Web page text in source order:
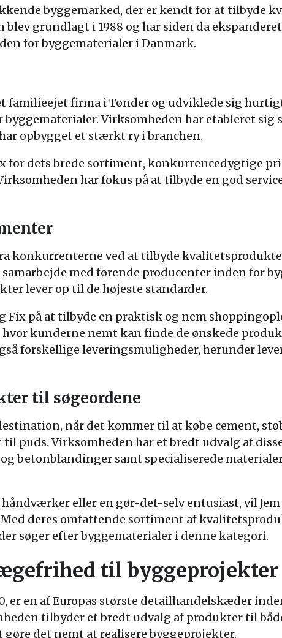
byggemarked, der er kendt for at tilbyde
blev grundlagt i 1988 og har siden da
for byggematerialer i Danmark.
familieejet firma i Tønder og udviklede sig
Virksomheden har etableret sig
opbygget et stærkt ry i branchen.
for dets brede sortiment, konkurrencedygtige
har fokus på at tilbyde en god
konkurrenterne ved at tilbyde
med førende producenter inden for
lever op til de højeste standarder.
Fix på at tilbyde en praktisk og nem
kunderne nemt kan finde de ønskede
forskellige leveringsmuligheder, herunder
til søgeordene
når det kommer til at købe cement,
puds. Virksomheden har et bredt udvalg af
betonblandinger samt specialiserede
eller en gør-det-selv entusiast, vil
deres omfattende sortiment af
søger efter byggematerialer i denne kategori.
til byggeprojekter
er en af Europas største detailhandelskæder
tilbyder et bredt udvalg af produkter til
gøre det nemt at realisere byggeprojekter.